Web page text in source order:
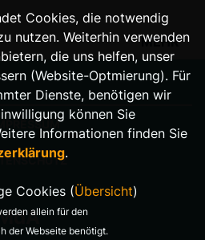
MEHR
Cookies, die notwendig
nutzen. Weiterhin verwenden
die uns helfen, unser
(Website-Optmierung). Für
Dienste, benötigen wir
können Sie
Informationen finden Sie
.
Cookies (Übersicht)
allein für den
der Webseite benötigt.